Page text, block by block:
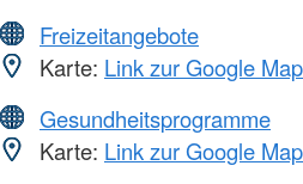
Freizeitangebote
Karte: Link zur Google
Gesundheitsprogramme
Karte: Link zur Google